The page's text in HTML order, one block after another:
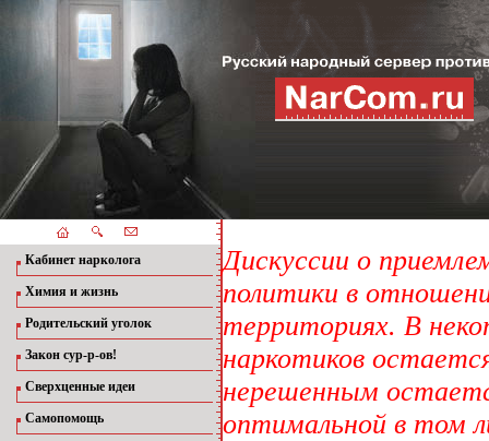
Кабинет нарколога
Химия и жизнь
Родительский уголок
Закон сур-р-ов!
Сверхценные идеи
Самопомощь
Дискуссии о
политики в
территориях. В
наркотиков
нерешенным
оптимальной в том